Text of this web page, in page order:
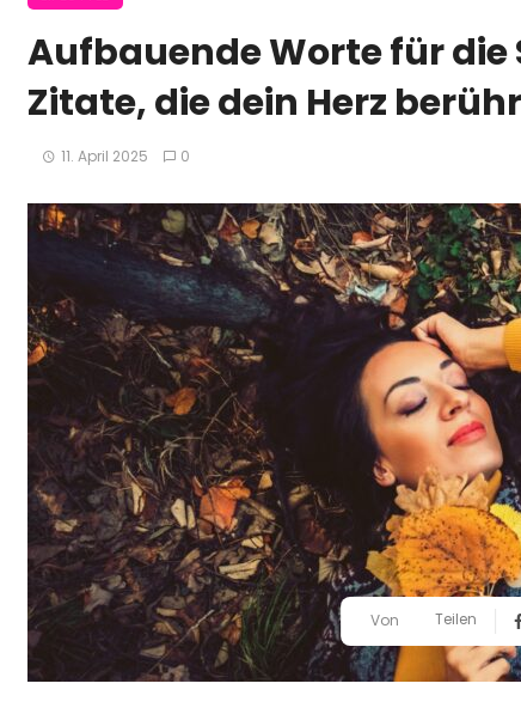
Aufbauende Worte für die
Zitate, die dein Herz
11. April 2025 0
Von Teilen